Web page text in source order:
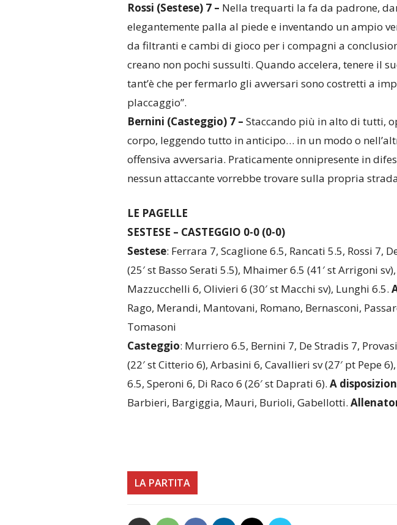
Rossi (Sestese) 7 – Nella trequarti la fa da padrone,
elegantemente palla al piede e inventando un ampio
da filtranti e cambi di gioco per i compagni a
creano non pochi sussulti. Quando accelera, tenere il
tant’è che per fermarlo gli avversari sono costretti a
placcaggio”.
Bernini (Casteggio) 7 – Staccando più in alto di tutti,
corpo, leggendo tutto in anticipo… in un modo o
offensiva avversaria. Praticamente onnipresente in
nessun attaccante vorrebbe trovare sulla propria
LE PAGELLE
SESTESE – CASTEGGIO 0-0 (0-0)
Sestese: Ferrara 7, Scaglione 6.5, Rancati 5.5, Rossi 7,
(25′ st Basso Serati 5.5), Mhaimer 6.5 (41′ st Arrigoni
Mazzucchelli 6, Olivieri 6 (30′ st Macchi sv), Lunghi 6.5.
Rago, Merandi, Mantovani, Romano, Bernasconi,
Tomasoni
Casteggio: Murriero 6.5, Bernini 7, De Stradis 7,
(22′ st Citterio 6), Arbasini 6, Cavallieri sv (27′ pt Pepe
6.5, Speroni 6, Di Raco 6 (26′ st Daprati 6). A
Barbieri, Bargiggia, Mauri, Burioli, Gabellotti.
LA PARTITA